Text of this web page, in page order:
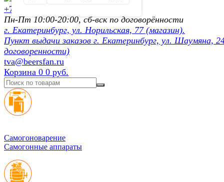
+7 (902) 872-54-70
Пн-Пт 10:00-20:00, сб-вск по договорённости
г. Екатеринбург, ул. Норильская, 77 (магазин).
Пункт выдачи заказов г. Екатеринбург, ул. Шаумяна,
договоренности)
tva@beersfan.ru
Корзина 0 0 руб.
Cамогоноварение
Самогонные аппараты